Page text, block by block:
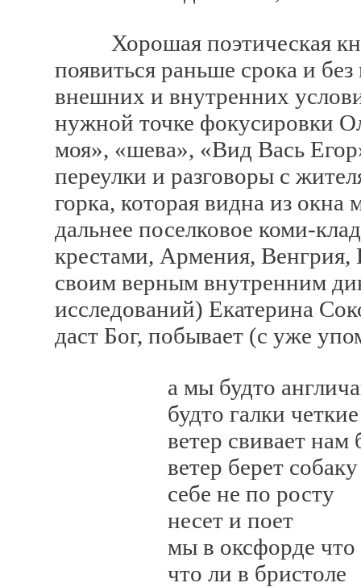
Хорошая поэтическая
появиться раньше срока и
внешних и внутренних
нужной точке фокусировки
моя», «шева», «Вид Вась
переулки и разговоры с
горка, которая видна из окна
дальнее поселковое коми-
крестами, Армения,
своим верным внутренним
исследований) Екатерина
даст Бог, побывает (с уже
а мы будто англичане в
будто галки четкие
ветер свивает нам
ветер берет собаку
себе не по росту
несет и поет
мы в оксфорде что
что ли в бристоле